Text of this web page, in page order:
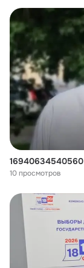
16940634540560
10 просмотров